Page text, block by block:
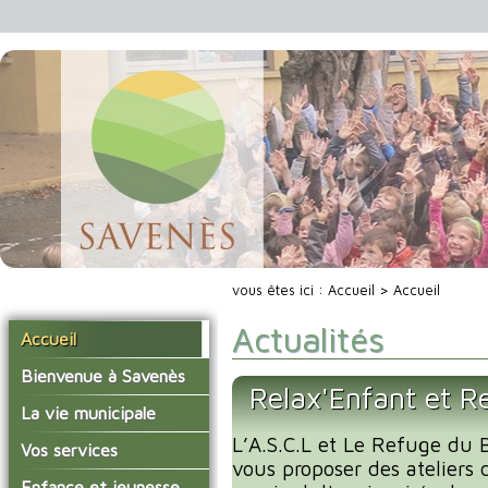
Accueil
Bienvenue à Savenès
Situer Savenès
Savenès en chiffre
L'histoire du village
La vie municipale
Vos élus
Les compte-rendus du
Vos services
La mairie
vous êtes ici : Accueil > Accueil
Actualités
Relax'Enfant et
L’A.S.C.L et Le Refuge
vous proposer des